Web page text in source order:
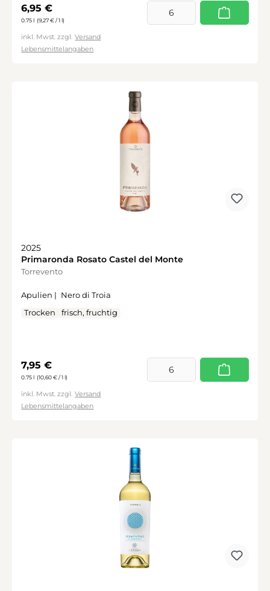
Regulärer Preis:
6,95 €
0.75 l (9,27 € / 1 l)
inkl. Mwst. zzgl. Versand
Lebensmittelangaben
2025
Primaronda Rosato Castel del Monte
Torrevento
Apulien | Nero di Troia
Trocken
frisch, fruchtig
Regulärer Preis:
7,95 €
0.75 l (10,60 € / 1 l)
inkl. Mwst. zzgl. Versand
Lebensmittelangaben